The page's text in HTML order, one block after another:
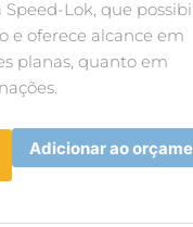
Lok, que
e oferece alcance em
planas, quanto em
Adicionar ao